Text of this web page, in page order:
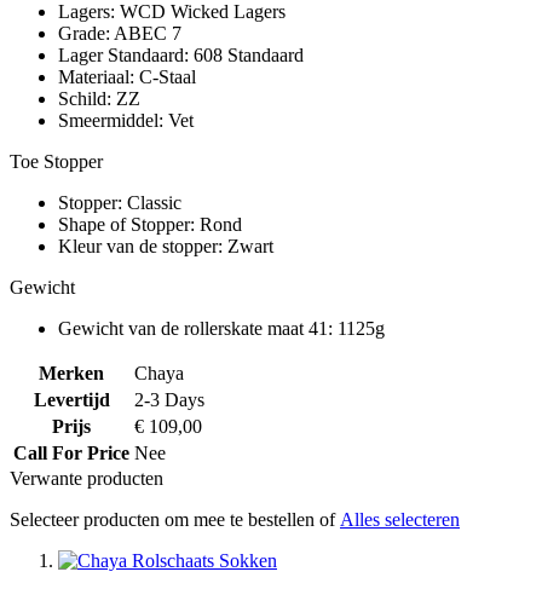
Lagers: WCD Wicked Lagers
Grade: ABEC 7
Lager Standaard: 608 Standaard
Materiaal: C-Staal
Schild: ZZ
Smeermiddel: Vet
Toe Stopper
Stopper: Classic
Shape of Stopper: Rond
Kleur van de stopper: Zwart
Gewicht
Gewicht van de rollerskate maat 41: 1125g
Merken
Chaya
Levertijd
2-3 Days
Prijs
€ 109,00
Call For Price Nee
Verwante producten
Selecteer producten om mee te bestellen of Alles selecteren